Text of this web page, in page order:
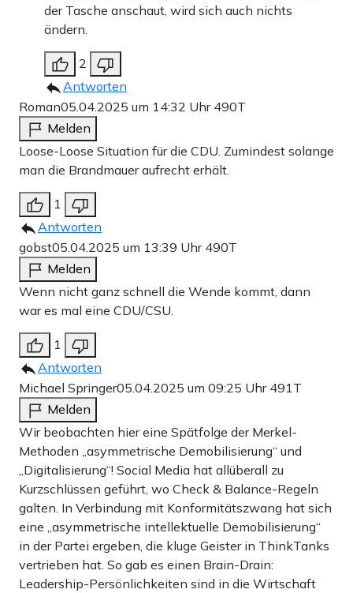
der Tasche anschaut, wird sich auch nichts
ändern.
2
Antworten
Roman05.04.2025 um 14:32 Uhr 490T
Melden
Loose-Loose Situation für die CDU. Zumindest solange
man die Brandmauer aufrecht erhält.
1
Antworten
gobst05.04.2025 um 13:39 Uhr 490T
Melden
Wenn nicht ganz schnell die Wende kommt, dann
war es mal eine CDU/CSU.
1
Antworten
Michael Springer05.04.2025 um 09:25 Uhr 491T
Melden
Wir beobachten hier eine Spätfolge der Merkel-
Methoden „asymmetrische Demobilisierung“ und
„Digitalisierung“! Social Media hat allüberall zu
Kurzschlüssen geführt, wo Check & Balance-Regeln
galten. In Verbindung mit Konformitätszwang hat sich
eine „asymmetrische intellektuelle Demobilisierung“
in der Partei ergeben, die kluge Geister in ThinkTanks
vertrieben hat. So gab es einen Brain-Drain:
Leadership-Persönlichkeiten sind in die Wirtschaft